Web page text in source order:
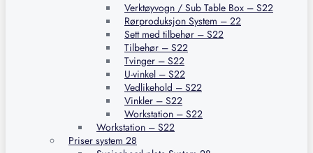
Verktøyvogn / Sub Table Box – S22
Rørproduksjon System – 22
Sett med tilbehør – S22
Tilbehør – S22
Tvinger – S22
U-vinkel – S22
Vedlikehold – S22
Vinkler – S22
Workstation – S22
Workstation – S22
Priser system 28